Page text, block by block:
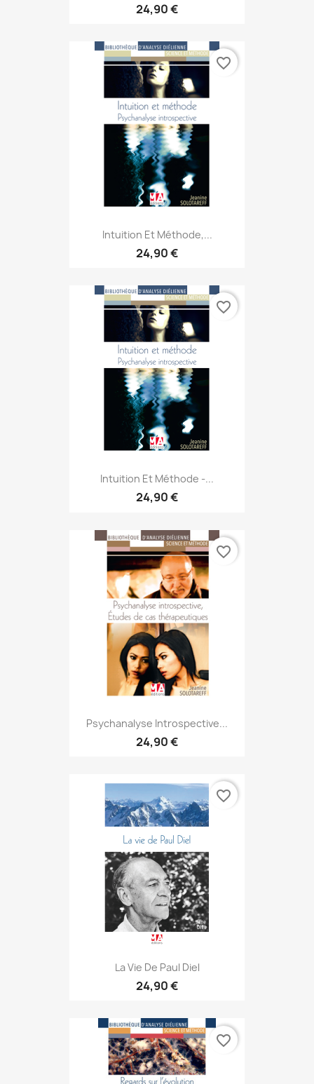
24,90 €
Intuition Et Méthode,...
24,90 €
favorite_border
Intuition Et Méthode -...
24,90 €
favorite_border
Psychanalyse Introspective...
24,90 €
favorite_border
La Vie De Paul Diel
24,90 €
favorite_border
favorite_border